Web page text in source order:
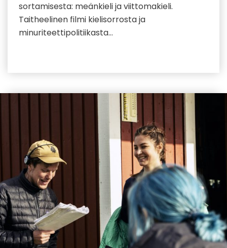
sortamisesta: meänkieli ja viittomakieli.
Taitheelinen filmi kielisorrosta ja
minuriteettipolitiikasta…